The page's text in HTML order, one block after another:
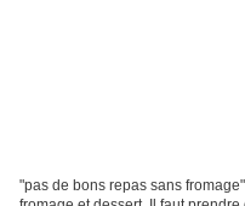
"pas de bons repas sans